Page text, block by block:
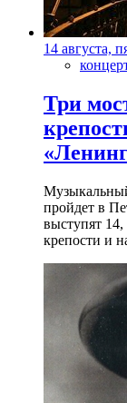
14 августа,
Три
пройдет в
выступят 14,
крепости и